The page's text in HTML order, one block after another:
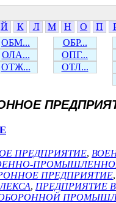
Й К Л М Н О П
ОБМ...
ОБР...
ОЛА...
ОПГ...
ОТЖ... ОТЛ...
ПРЕДПРИЯТИЕ,
ПРЕДПРИЯТИЕ
, ПРЕДПРИЯТИЕ